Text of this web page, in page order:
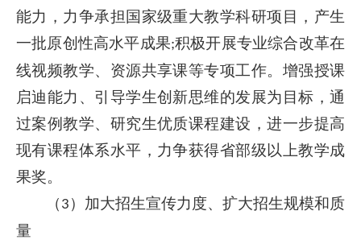
能力，力争承担国家级重大教学科研项目，产生
一批原创性高水平成果;积极开展专业综合改革在
线视频教学、资源共享课等专项工作。增强授课
启迪能力、引导学生创新思维的发展为目标，通
过案例教学、研究生优质课程建设，进一步提高
现有课程体系水平，力争获得省部级以上教学成
果奖。
（ 3 ）加大招生宣传力度、扩大招生规模和质
量